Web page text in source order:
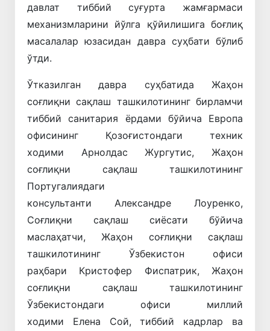
давлат тиббий суғурта жамғармаси
механизмларини йўлга қўйилишига боғлиқ
масалалар юзасидан давра суҳбати бўлиб
ўтди.
Ўтказилган давра суҳбатида Жаҳон
соғлиқни сақлаш ташкилотининг бирламчи
тиббий санитария ёрдами бўйича Европа
офисининг Қозоғистондаги техник
ходими Арнолдас Жургутис, Жаҳон
соғлиқни сақлаш ташкилотининг
Португалиядаги
консультанти Александре Лоуренко,
Соғлиқни сақлаш сиёсати бўйича
маслаҳатчи, Жаҳон соғлиқни сақлаш
ташкилотининг Ўзбекистон офиси
раҳбари Кристофер Фиспатрик, Жаҳон
соғлиқни сақлаш ташкилотининг
Ўзбекистондаги офиси миллий
ходими Елена Сой, тиббий кадрлар ва